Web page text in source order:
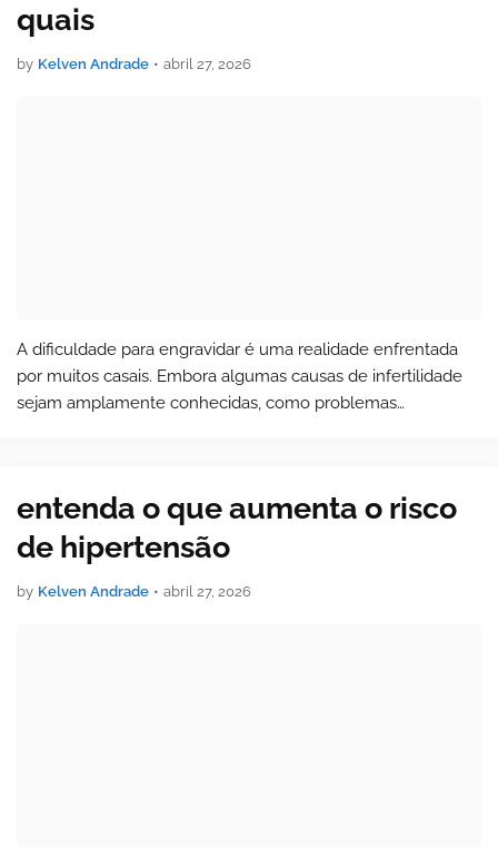
quais
by Kelven Andrade • abril 27, 2026
A dificuldade para engravidar é uma realidade enfrentada
por muitos casais. Embora algumas causas de infertilidade
sejam amplamente conhecidas, como problemas
entenda o que aumenta o risco
de hipertensão
by Kelven Andrade • abril 27, 2026